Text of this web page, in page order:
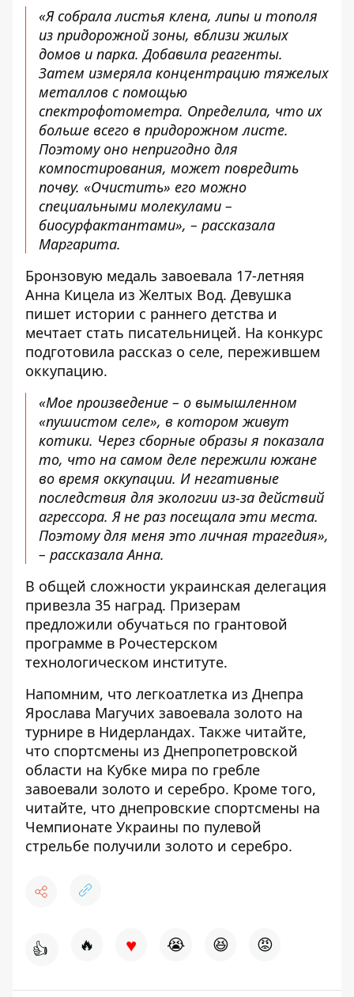
«Я собрала листья клена, липы и тополя
из придорожной зоны, вблизи жилых
домов и парка. Добавила реагенты.
Затем измеряла концентрацию тяжелых
металлов с помощью
спектрофотометра. Определила, что их
больше всего в придорожном листе.
Поэтому оно непригодно для
компостирования, может повредить
почву. «Очистить» его можно
специальными молекулами –
биосурфактантами», – рассказала
Маргарита.
Бронзовую медаль завоевала 17-летняя
Анна Кицела из Желтых Вод. Девушка
пишет истории с раннего детства и
мечтает стать писательницей. На конкурс
подготовила рассказ о селе, пережившем
оккупацию.
«Мое произведение – о вымышленном
«пушистом селе», в котором живут
котики. Через сборные образы я показала
то, что на самом деле пережили южане
во время оккупации. И негативные
последствия для экологии из-за действий
агрессора. Я не раз посещала эти места.
Поэтому для меня это личная трагедия»,
– рассказала Анна.
В общей сложности украинская делегация
привезла 35 наград. Призерам
предложили обучаться по грантовой
программе в Рочестерском
технологическом институте.
Напомним, что легкоатлетка из Днепра
Ярослава Магучих завоевала золото на
турнире в Нидерландах. Также читайте,
что спортсмены из Днепропетровской
области на Кубке мира по гребле
завоевали золото и серебро. Кроме того,
читайте, что днепровские спортсмены на
Чемпионате Украины по пулевой
стрельбе получили золото и серебро.
👍 🔥 ♥ 😭 😆 😡